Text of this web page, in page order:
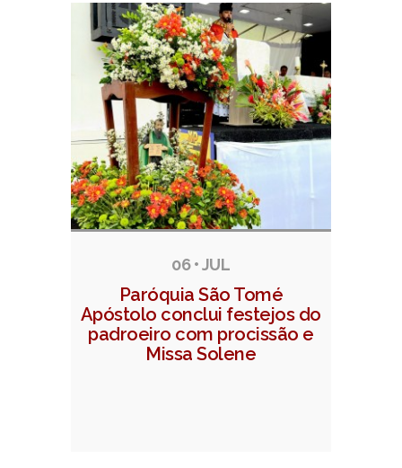
06 • JUL
Paróquia São Tomé
Apóstolo conclui festejos do
padroeiro com procissão e
Missa Solene